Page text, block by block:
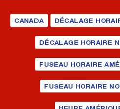
CANADA DÉCALAGE
DÉCALAGE HORAIRE
FUSEAU HORAIRE
FUSEAU HORAIRE